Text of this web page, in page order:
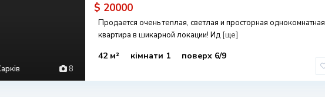
8
$ 20000
Продается очень теплая, светлая и просторная однокомнатная
квартира в шикарной локации! Ид [ще]
42 м² кімнати 1 поверх 6/9